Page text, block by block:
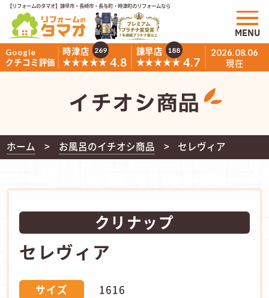
【リフォームのタマオ】諫早市・長崎市・長与町・時津町のリフォームなら
Google
クチコミ評価
時津店
★★★★★ 4.8
269
諫早店
★★★★★ 4.7
188 2026.08.06
現在
MENU
イチオシ商品
ホーム お風呂のイチオシ商品 セレヴィア
クリナップ
セレヴィア
サイズ 1616